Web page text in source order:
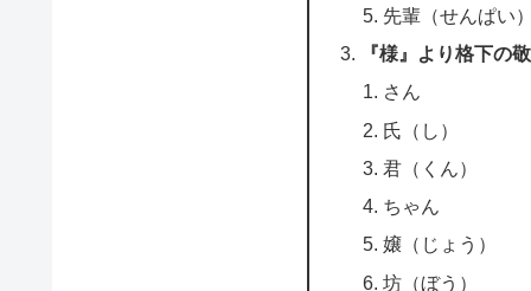
先輩（せんぱい）
『様』より格下の
さん
氏（し）
君（くん）
ちゃん
嬢（じょう）
坊（ぼう）